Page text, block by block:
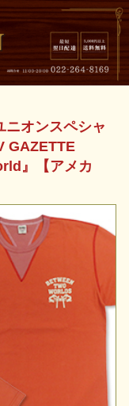
オンスペシャ
GAZETTE
』【アメカ